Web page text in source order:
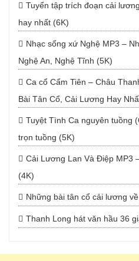
Tuyển tập trích đoạn cải
hay nhất (6K)
Nhạc sống xứ Nghệ MP3 –
Nghệ An, Nghệ Tĩnh (5K)
Ca cổ Cẩm Tiên – Châu
Bài Tân Cổ, Cải Lương Hay
Tuyệt Tình Ca nguyên tuồng
trọn tuồng (5K)
Cải Lương Lan Và Điệp MP3
(4K)
Những bài tân cổ cải lương
Thanh Long hát văn hầu 36